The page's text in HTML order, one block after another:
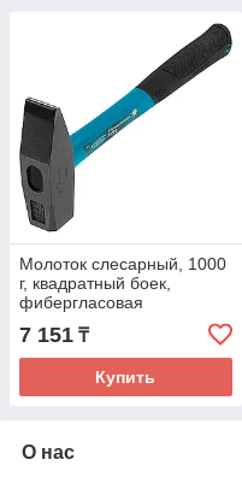
Молоток слесарный, 1000
г, квадратный боек,
фибергласовая
обрезиненная рукоятка//
Gross
7 151 ₸
Купить
О нас